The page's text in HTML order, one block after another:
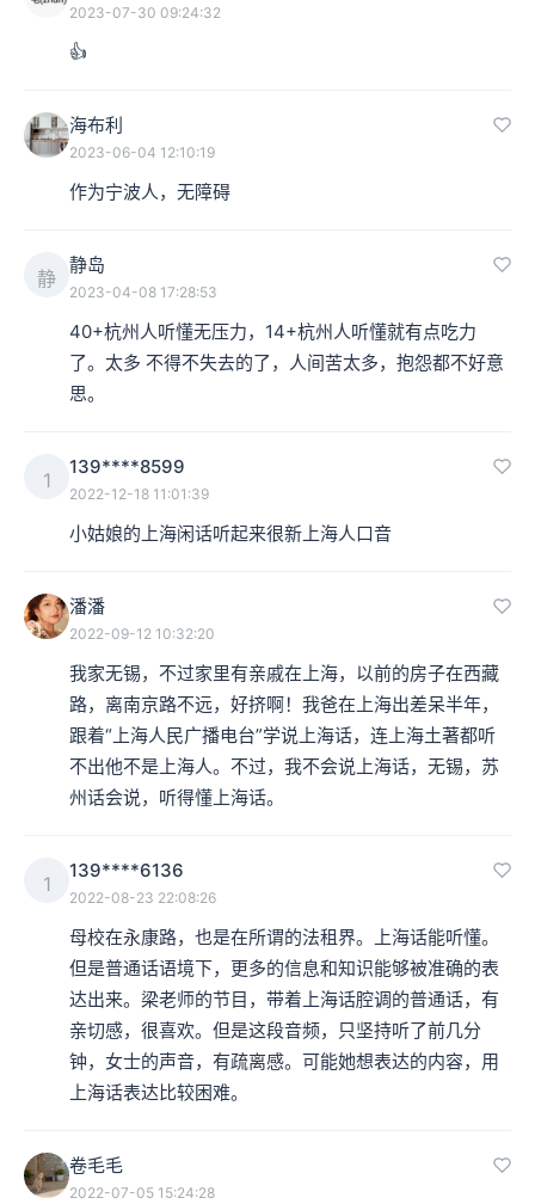
2023-07-30 09:24:32
👍
海布利
2023-06-04 12:10:19
作为宁波人，无障碍
静
静岛
2023-04-08 17:28:53
40+杭州人听懂无压力，14+杭州人听懂就有点吃力
了。太多 不得不失去的了，人间苦太多，抱怨都不好意
思。
1
139****8599
2022-12-18 11:01:39
小姑娘的上海闲话听起来很新上海人口音
潘潘
2022-09-12 10:32:20
我家无锡，不过家里有亲戚在上海，以前的房子在西藏
路，离南京路不远，好挤啊！我爸在上海出差呆半年，
跟着“上海人民广播电台”学说上海话，连上海土著都听
不出他不是上海人。不过，我不会说上海话，无锡，苏
州话会说，听得懂上海话。
1
139****6136
2022-08-23 22:08:26
母校在永康路，也是在所谓的法租界。上海话能听懂。
但是普通话语境下，更多的信息和知识能够被准确的表
达出来。梁老师的节目，带着上海话腔调的普通话，有
亲切感，很喜欢。但是这段音频，只坚持听了前几分
钟，女士的声音，有疏离感。可能她想表达的内容，用
上海话表达比较困难。
卷毛毛
2022-07-05 15:24:28